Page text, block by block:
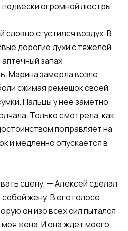
подвески огромной люстры.
словно сгустился воздух. В
дорогие духи с тяжелой
запах
Марина замерла возле
сжимая ремешок своей
Пальцы у нее заметно
Только смотрела, как
поправляет на
и медленно опускается в
сцену, — Алексей сделал
жену. В его голосе
он изо всех сил пытался
жена. И она ждет моего